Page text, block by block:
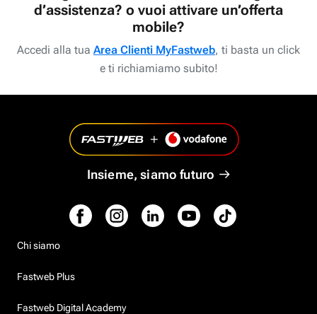
d’assistenza? o vuoi attivare un’offerta
mobile?
Accedi alla tua Area Clienti MyFastweb, ti basta un click
e ti richiamiamo subito!
Insieme, siamo futuro
Chi siamo
Fastweb Plus
Fastweb Digital Academy